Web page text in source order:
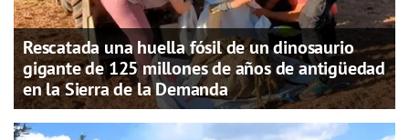
Rescatada una huella fósil de un dinosaurio
gigante de 125 millones de años de antigüedad
en la Sierra de la Demanda